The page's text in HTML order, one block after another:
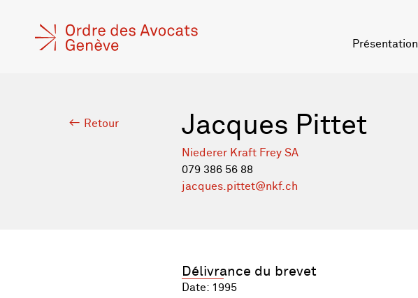
Présentation
Retour Jacques Pittet
Niederer Kraft Frey SA
079 386 56 88
jacques.pittet@nkf.ch
Délivrance du brevet
Date: 1995